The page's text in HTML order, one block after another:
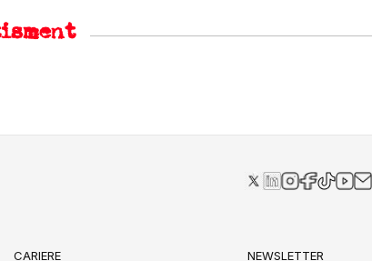
CARIERE
NEWSLETTER